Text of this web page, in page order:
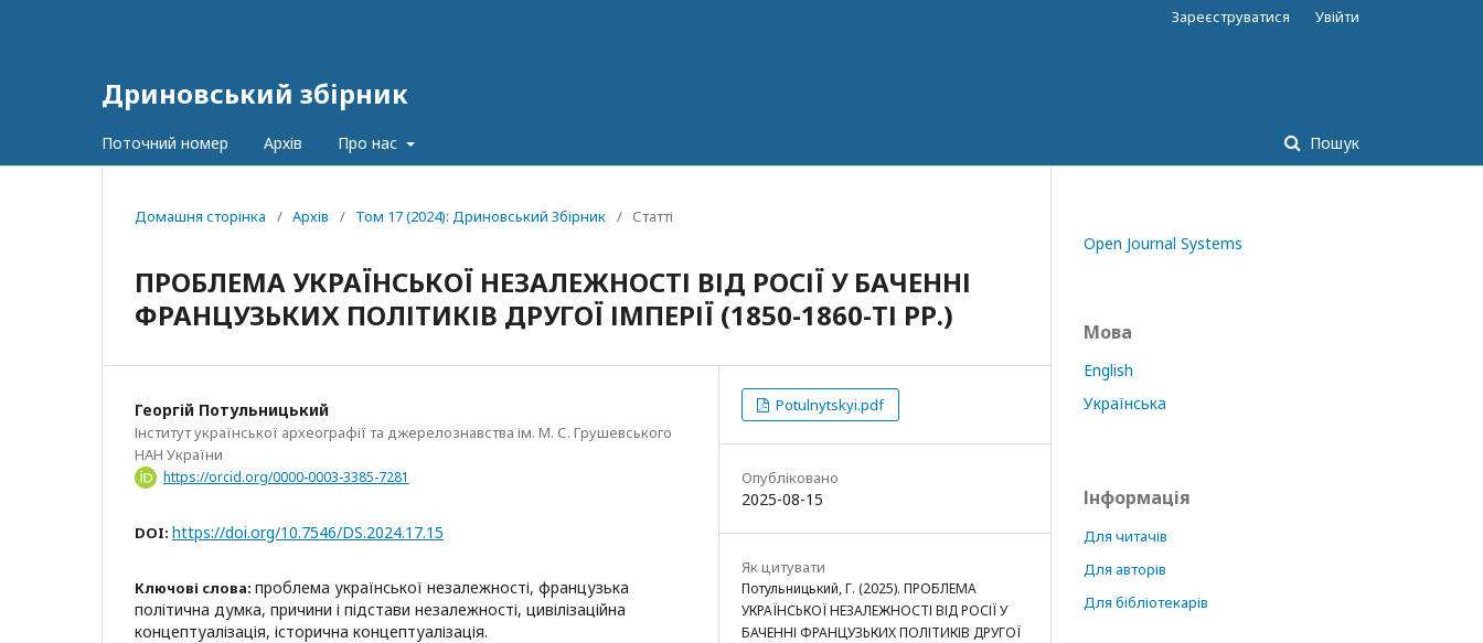
Дриновський збірник
Поточний номер Архів Про нас Пошук
Зареєструватися Увійти
Домашня сторінка / Архів / Том 17 (2024): Дриновський Збірник / Статті
ПРОБЛЕМА УКРАЇНСЬКОЇ НЕЗАЛЕЖНОСТІ ВІД РОСІЇ У БАЧЕННІ
ФРАНЦУЗЬКИХ ПОЛІТИКІВ ДРУГОЇ ІМПЕРІЇ (1850-1860-ТІ РР.)
Георгій Потульницький
Інститут української археографії та джерелознавства ім. М. С. Грушевського
НАН України
https://orcid.org/0000-0003-3385-7281
DOI: https://doi.org/10.7546/DS.2024.17.15
Ключові слова: проблема української незалежності, французька
політична думка, причини і підстави незалежності, цивілізаційна
концептуалізація, історична концептуалізація.
Potulnytskyi.pdf
Опубліковано
2025-08-15
Як цитувати
Потульницький, Г. (2025). ПРОБЛЕМА
УКРАЇНСЬКОЇ НЕЗАЛЕЖНОСТІ ВІД РОСІЇ У
БАЧЕННІ ФРАНЦУЗЬКИХ ПОЛІТИКІВ ДРУГОЇ
Open Journal Systems
Мова
English
Українська
Інформація
Для читачів
Для авторів
Для бібліотекарів